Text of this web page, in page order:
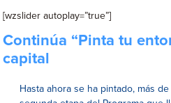
[wzslider autoplay=”true”]
Continúa “Pinta tu
capital
Hasta ahora se ha pintado, más